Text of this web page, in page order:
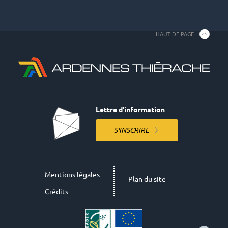
Lettre d'information
S'INSCRIRE
Mentions légales
Crédits
Plan du site
HAUT DE PAGE